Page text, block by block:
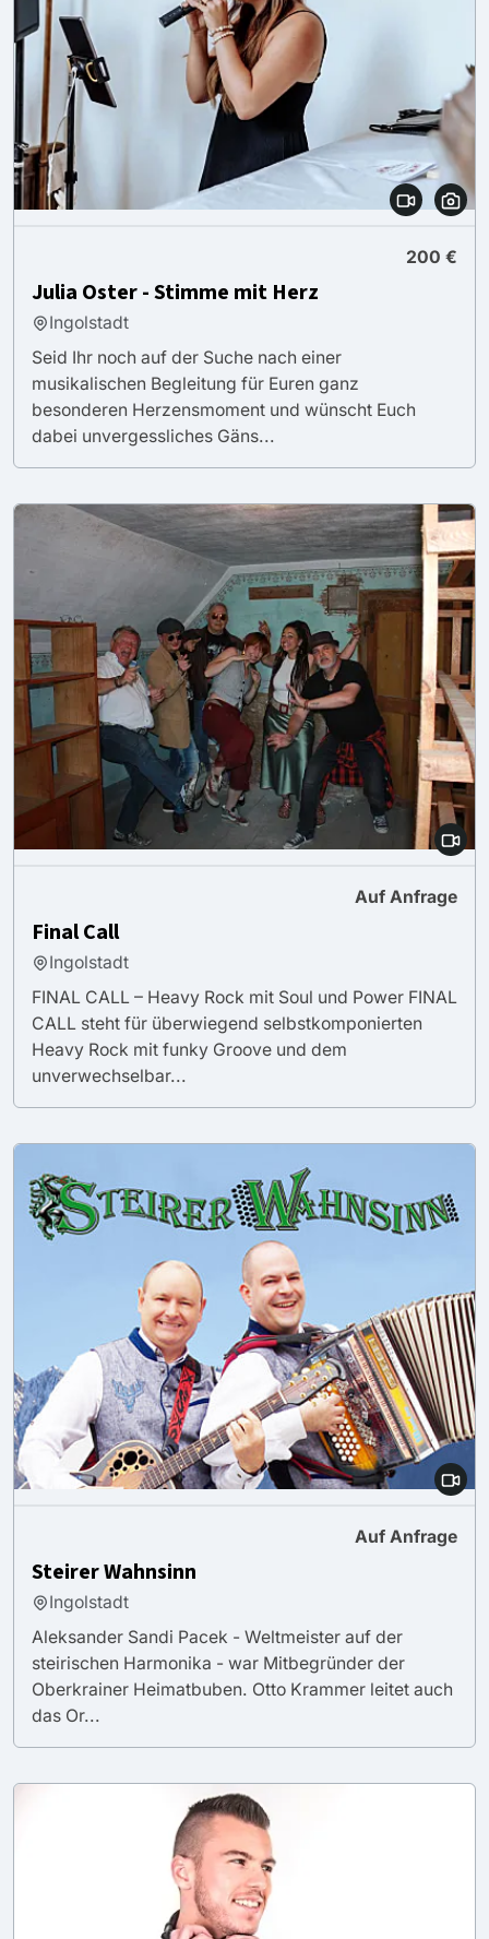
200 €
Julia Oster - Stimme mit Herz
Ingolstadt
Seid Ihr noch auf der Suche nach einer
musikalischen Begleitung für Euren ganz
besonderen Herzensmoment und wünscht Euch
dabei unvergessliches Gäns...
Auf Anfrage
Final Call
Ingolstadt
FINAL CALL – Heavy Rock mit Soul und Power FINAL
CALL steht für überwiegend selbstkomponierten
Heavy Rock mit funky Groove und dem
unverwechselbar...
Auf Anfrage
Steirer Wahnsinn
Ingolstadt
Aleksander Sandi Pacek - Weltmeister auf der
steirischen Harmonika - war Mitbegründer der
Oberkrainer Heimatbuben. Otto Krammer leitet auch
das Or...